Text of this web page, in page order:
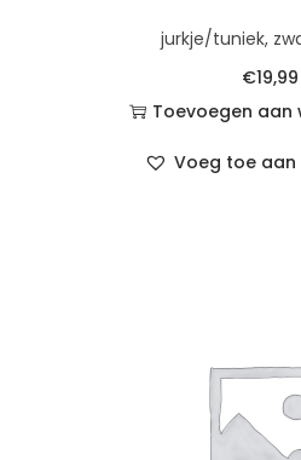
jurkje/tuniek,
€19,99
Toevoegen aan
Voeg toe